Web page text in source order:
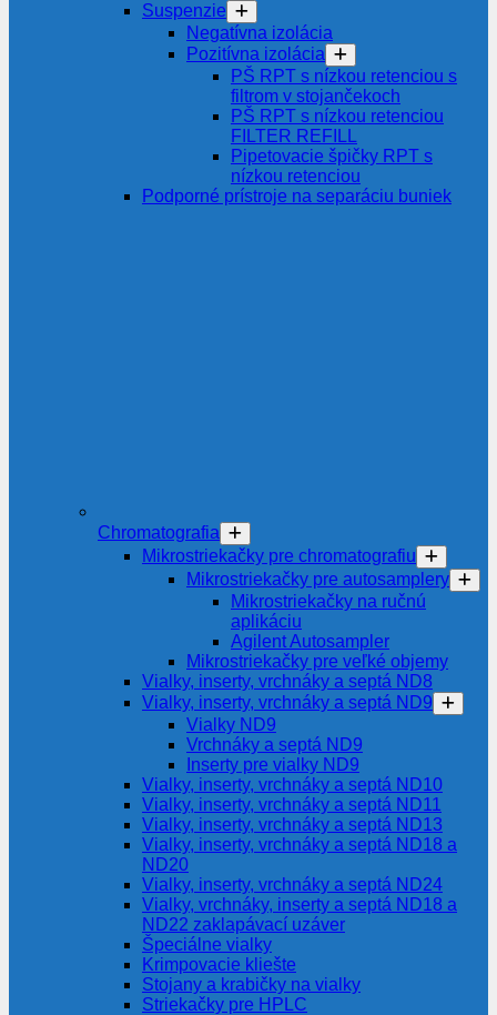
Suspenzie
Negatívna izolácia
Pozitívna izolácia
PŠ RPT s nízkou retenciou s
filtrom v stojančekoch
PŠ RPT s nízkou retenciou
FILTER REFILL
Pipetovacie špičky RPT s
nízkou retenciou
Podporné prístroje na separáciu buniek
Chromatografia
Mikrostriekačky pre chromatografiu
Mikrostriekačky pre autosamplery
Mikrostriekačky na ručnú
aplikáciu
Agilent Autosampler
Mikrostriekačky pre veľké objemy
Vialky, inserty, vrchnáky a septá ND8
Vialky, inserty, vrchnáky a septá ND9
Vialky ND9
Vrchnáky a septá ND9
Inserty pre vialky ND9
Vialky, inserty, vrchnáky a septá ND10
Vialky, inserty, vrchnáky a septá ND11
Vialky, inserty, vrchnáky a septá ND13
Vialky, inserty, vrchnáky a septá ND18 a
ND20
Vialky, inserty, vrchnáky a septá ND24
Vialky, vrchnáky, inserty a septá ND18 a
ND22 zaklapávací uzáver
Špeciálne vialky
Krimpovacie kliešte
Stojany a krabičky na vialky
Striekačky pre HPLC